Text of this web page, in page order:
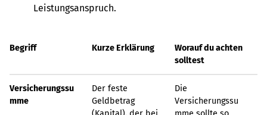
Leistungsanspruch.
Begriff Kurze Erklärung
Worauf du achten
solltest
Versicherungssu
mme
Der feste
Geldbetrag
Die
Versicherungssu